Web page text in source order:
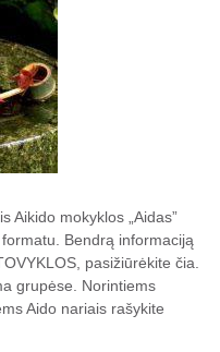
Aikido mokyklos „Aidas”
Bendrą informaciją
pasižiūrėkite čia.
grupėse. Norintiems
Aido nariais rašykite